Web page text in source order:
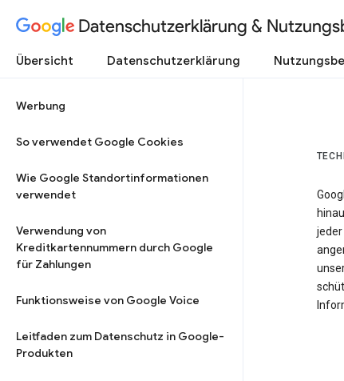
Datenschutzerklärung &
Übersicht Datenschutzerklärung
Werbung
So verwendet Google Cookies
Wie Google Standortinformationen
verwendet
Verwendung von
Kreditkartennummern durch Google
für Zahlungen
Funktionsweise von Google Voice
Leitfaden zum Datenschutz in Google-
Produkten